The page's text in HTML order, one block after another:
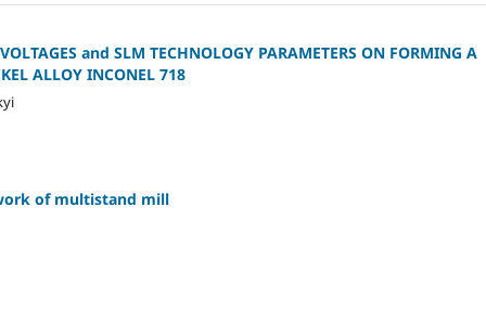
and SLM TECHNOLOGY PARAMETERS ON FORMING A
ALLOY INCONEL 718
of multistand mill